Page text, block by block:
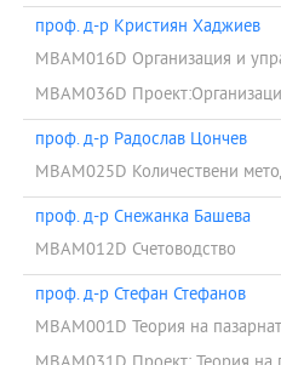
проф. д-р Кристиян Хаджиев
MBAM016D Организация и
MBAM036D
проф. д-р Радослав Цончев
MBAM025D Количествени
проф. д-р Снежанка Башева
MBAM012D Счетоводство
проф. д-р Стефан Стефанов
MBAM001D Теория на